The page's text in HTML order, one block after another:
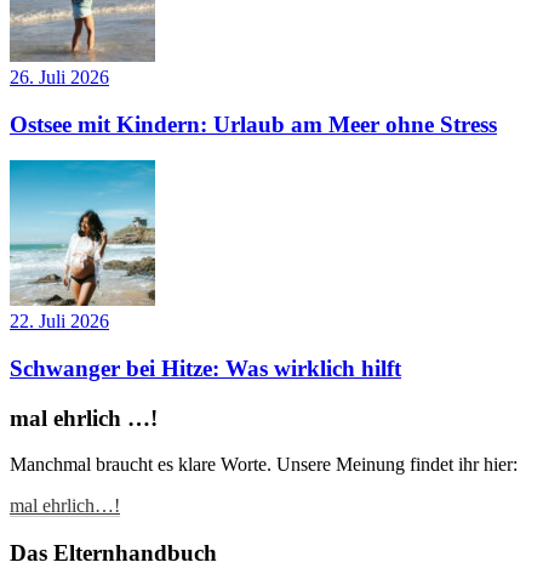
26. Juli 2026
Ostsee mit Kindern: Urlaub am Meer ohne Stress
22. Juli 2026
Schwanger bei Hitze: Was wirklich hilft
mal ehrlich …!
Manchmal braucht es klare Worte. Unsere Meinung findet ihr hier:
mal ehrlich…!
Das Elternhandbuch